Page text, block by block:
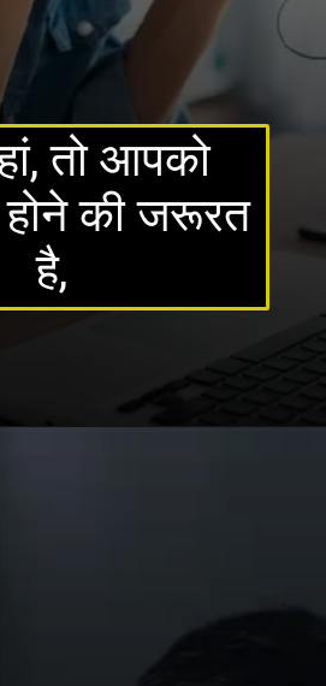
तो आपको
होने की जरूरत
है,